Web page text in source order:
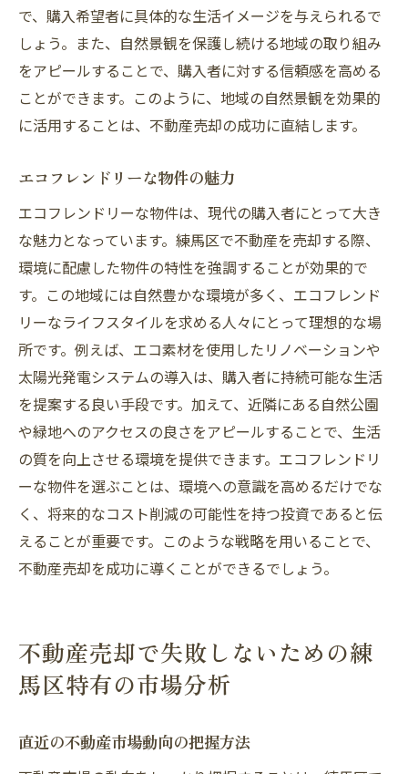
で、購入希望者に具体的な生活イメージを与えられるで
しょう。また、自然景観を保護し続ける地域の取り組み
をアピールすることで、購入者に対する信頼感を高める
ことができます。このように、地域の自然景観を効果的
に活用することは、不動産売却の成功に直結します。
エコフレンドリーな物件の魅力
エコフレンドリーな物件は、現代の購入者にとって大き
な魅力となっています。練馬区で不動産を売却する際、
環境に配慮した物件の特性を強調することが効果的で
す。この地域には自然豊かな環境が多く、エコフレンド
リーなライフスタイルを求める人々にとって理想的な場
所です。例えば、エコ素材を使用したリノベーションや
太陽光発電システムの導入は、購入者に持続可能な生活
を提案する良い手段です。加えて、近隣にある自然公園
や緑地へのアクセスの良さをアピールすることで、生活
の質を向上させる環境を提供できます。エコフレンドリ
ーな物件を選ぶことは、環境への意識を高めるだけでな
く、将来的なコスト削減の可能性を持つ投資であると伝
えることが重要です。このような戦略を用いることで、
不動産売却を成功に導くことができるでしょう。
不動産売却で失敗しないための練
馬区特有の市場分析
直近の不動産市場動向の把握方法